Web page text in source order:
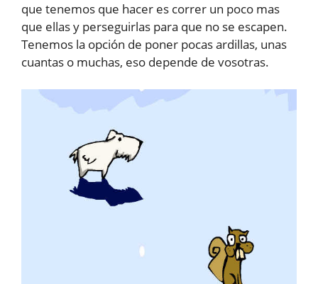
que tenemos que hacer es correr un poco mas
que ellas y perseguirlas para que no se escapen.
Tenemos la opción de poner pocas ardillas, unas
cuantas o muchas, eso depende de vosotras.